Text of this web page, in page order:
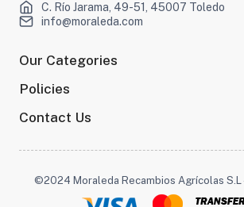
C. Río Jarama, 49-51, 45007 Toledo
info@moraleda.com
Our Categories
Policies
Contact Us
©2024 Moraleda Recambios Agrícolas S.L